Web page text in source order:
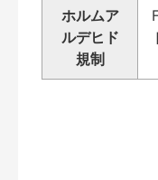
ホルムア
ルデヒド
規制